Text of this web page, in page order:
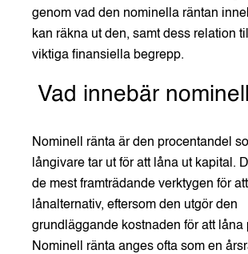
genom vad den nominella räntan
kan räkna ut den, samt dess relation
viktiga finansiella begrepp.
Vad innebär
Nominell ränta är den procentandel
långivare tar ut för att låna ut kapital.
de mest framträdande verktygen för
lånalternativ, eftersom den utgör den
grundläggande kostnaden för att låna
Nominell ränta anges ofta som en